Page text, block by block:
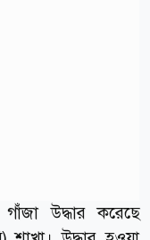
উদ্ধার করেছে